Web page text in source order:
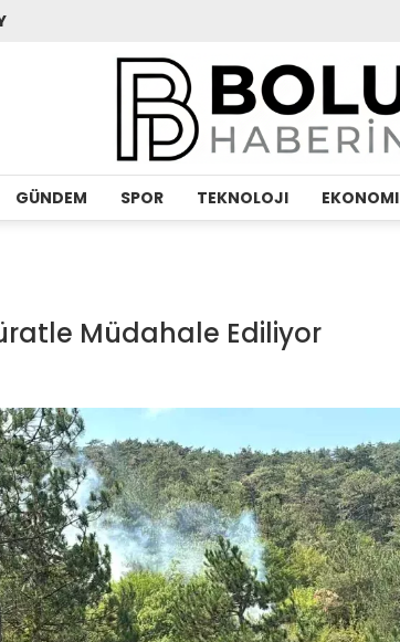
GÜNDEM SPOR TEKNOLOJI EKONOMI
Müdahale Ediliyor